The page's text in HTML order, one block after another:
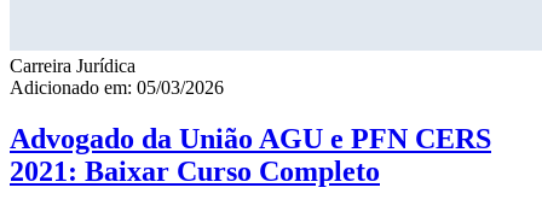
Carreira Jurídica
Adicionado em: 05/03/2026
Advogado da União AGU e PFN CERS
2021: Baixar Curso Completo